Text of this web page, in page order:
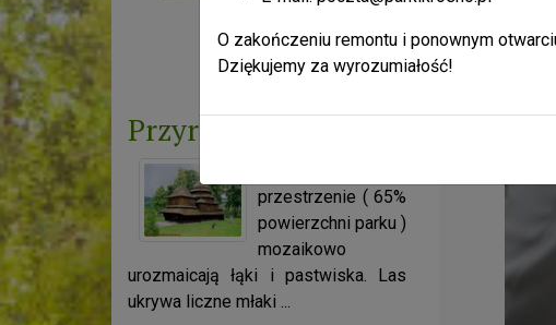
Liczba odsłon: 11449769
Przyroda
przestrzenie ( 65%
powierzchni parku )
mozaikowo
urozmaicają łąki i pastwiska. Las
ukrywa liczne młaki ...
O zakończeniu remontu i ponownym
Dziękujemy za wyrozumiałość!